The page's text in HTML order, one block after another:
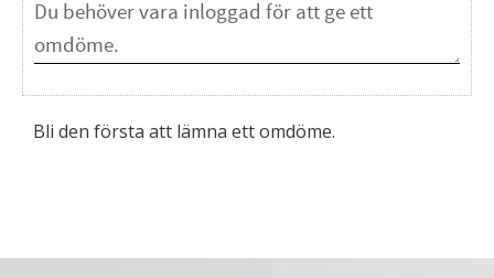
Bli den första att lämna ett omdöme.